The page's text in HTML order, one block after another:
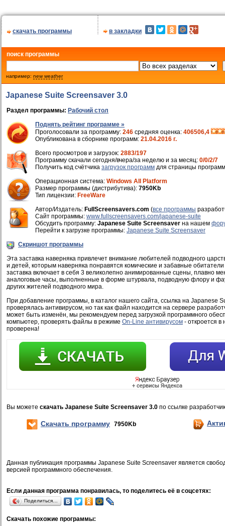
скачать программы в закладки
поиск программы
например: new weather
Japanese Suite Screensaver 3.0
Раздел программы: Рабочий стол
Поднять рейтинг программе »
Проголосовали за программу: 246 средняя оценка: 406506,4
Опубликована в сборнике программ: 21.04.2016 г.
Всего просмотров и загрузок: 2883/197
Программу скачали сегодня/вчера/за неделю и за месяц: 0/0/2/7
Получить код счётчика загрузок программ для страницы
Операционная система: Windows All Platform
Размер программы (дистрибутива): 7950Kb
Тип лицензии: FreeWare
Автор/Издатель: FullScreensavers.com (все программы
Cайт программы: www.fullscreensavers.com/japanese-suite
Обсудить программу: Japanese Suite Screensaver на нашем
Перейти к загрузке программы: Japanese Suite Screensaver
Скриншот программы
Эта заставка наверняка привлечет внимание любителей подводного
и детей, которым наверняка понравятся комические и забавные
заставка включает в себя 3 великолепно анимированные сцены, плавно
аналоговые часы, выполненные в форме штурвала, подводную флору и
других жителей подводного мира.
При добавление программы, в каталог нашего сайта, ссылка на Japanese
проверялась антивирусом, но так как файл находится на сервере
может быть изменён, мы рекомендуем перед загрузкой программного
компьютер, проверять файлы в режиме On-Line антивирусом - откроется в
проверена!
Вы можете скачать Japanese Suite Screensaver 3.0 по ссылке
Скачать программу 7950Kb
Данная публикация программы Japanese Suite Screensaver является
версией программного обеспечения.
Если данная программа понравилась, то поделитесь её в соцсетях:
Поделиться…
Скачать похожие программы: